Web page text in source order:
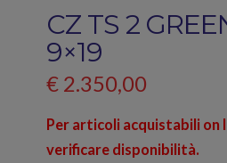
CZ TS 2
9×19
€2.350,00
Per articoli acquistabili on
verificare disponibilità.